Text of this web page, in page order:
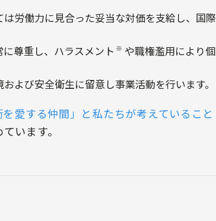
労働力に見合った妥当な対価を支給し、国際
尊重し、ハラスメント ※ や職権濫用により個
よび安全衛生に留意し事業活動を行います。
を愛する仲間」と私たちが考えていること
います。